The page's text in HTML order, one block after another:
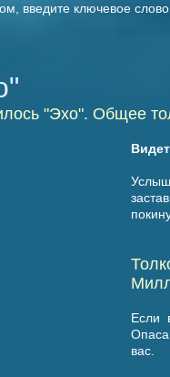
введите ключевое
"Эхо". Общее
Если
вас.